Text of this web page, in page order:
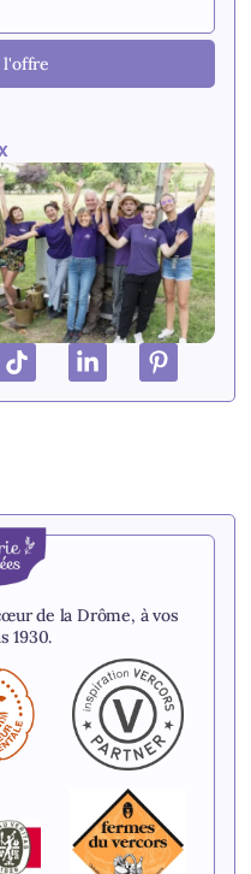
de la Drôme, à vos
1930.